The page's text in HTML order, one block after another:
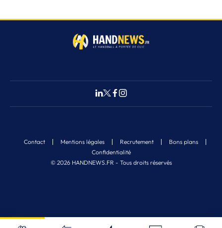
Fermer
© 2026 HANDNEWS.FR - Tous droits réservés
Contact Mentions légales Recrutement
Bons plans
Confidentialité
Nos derniers articles
1